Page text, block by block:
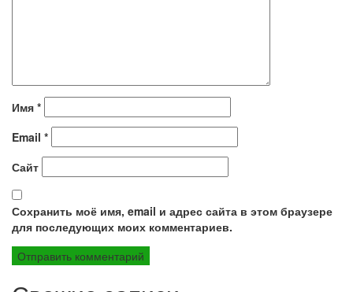
Имя *
Email *
Сайт
Сохранить моё имя, email и адрес сайта в этом браузере
для последующих моих комментариев.